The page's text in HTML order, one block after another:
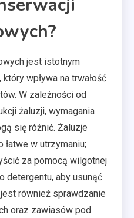
jest istotnym
wpływa na trwałość
W zależności od
żaluzji, wymagania
się różnić. Żaluzje
w utrzymaniu;
za pomocą wilgotnej
detergentu, aby usunąć
również sprawdzanie
oraz zawiasów pod